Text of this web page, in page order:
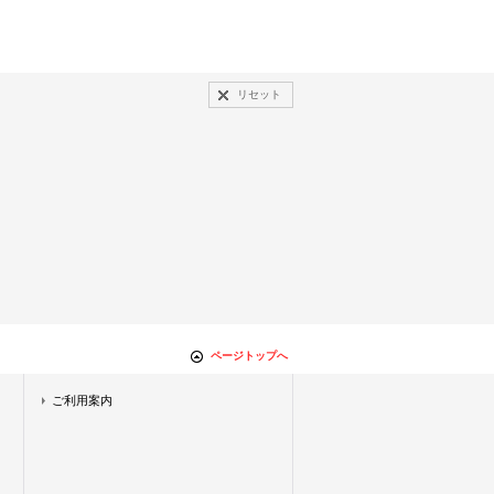
リセット
ページトップへ
ご利用案内